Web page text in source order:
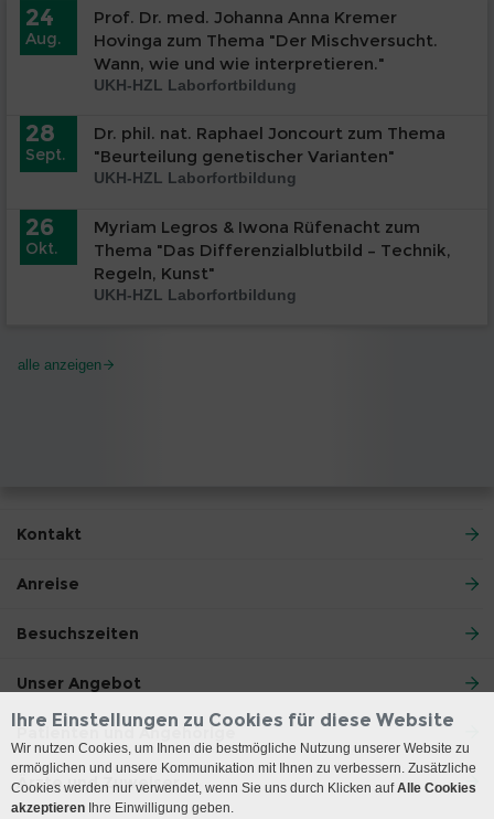
24
Aug.
Prof. Dr. med. Johanna Anna Kremer
Hovinga zum Thema "Der Mischversucht.
Wann, wie und wie interpretieren."
UKH-HZL Laborfortbildung
28
Sept.
Dr. phil. nat. Raphael Joncourt zum Thema
"Beurteilung genetischer Varianten"
UKH-HZL Laborfortbildung
26
Okt.
Myriam Legros & Iwona Rüfenacht zum
Thema "Das Differenzialblutbild – Technik,
Regeln, Kunst"
UKH-HZL Laborfortbildung
alle anzeigen
Kontakt
Anreise
Besuchszeiten
Unser Angebot
Patienten und Angehörige
Ärzte und Zuweiser
Ihre Einstellungen zu Cookies für diese Website
Wir nutzen Cookies, um Ihnen die bestmögliche Nutzung unserer Website zu
ermöglichen und unsere Kommunikation mit Ihnen zu verbessern. Zusätzliche
Cookies werden nur verwendet, wenn Sie uns durch Klicken aufAlle Cookies
akzeptieren Ihre Einwilligung geben.